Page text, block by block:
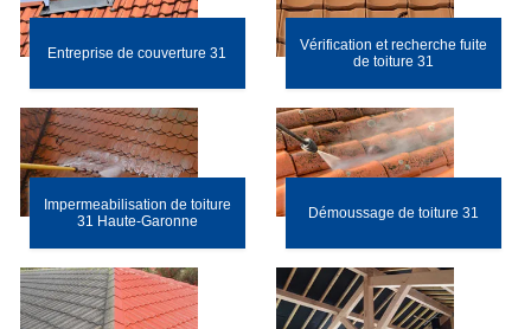
Entreprise de couverture 31
Vérification et recherche fuite
de toiture 31
Impermeabilisation de toiture
31 Haute-Garonne
Démoussage de toiture 31